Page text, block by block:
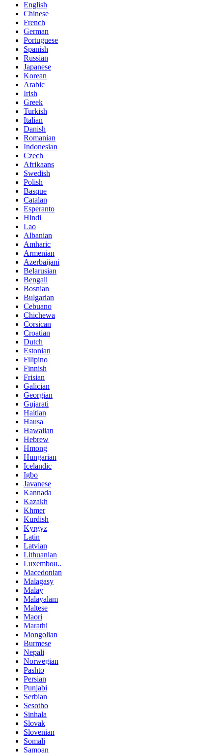
English
Chinese
French
German
Portuguese
Spanish
Russian
Japanese
Korean
Arabic
Irish
Greek
Turkish
Italian
Danish
Romanian
Indonesian
Czech
Afrikaans
Swedish
Polish
Basque
Catalan
Esperanto
Hindi
Lao
Albanian
Amharic
Armenian
Azerbaijani
Belarusian
Bengali
Bosnian
Bulgarian
Cebuano
Chichewa
Corsican
Croatian
Dutch
Estonian
Filipino
Finnish
Frisian
Galician
Georgian
Gujarati
Haitian
Hausa
Hawaiian
Hebrew
Hmong
Hungarian
Icelandic
Igbo
Javanese
Kannada
Kazakh
Khmer
Kurdish
Kyrgyz
Latin
Latvian
Lithuanian
Luxembou..
Macedonian
Malagasy
Malay
Malayalam
Maltese
Maori
Marathi
Mongolian
Burmese
Nepali
Norwegian
Pashto
Persian
Punjabi
Serbian
Sesotho
Sinhala
Slovak
Slovenian
Somali
Samoan